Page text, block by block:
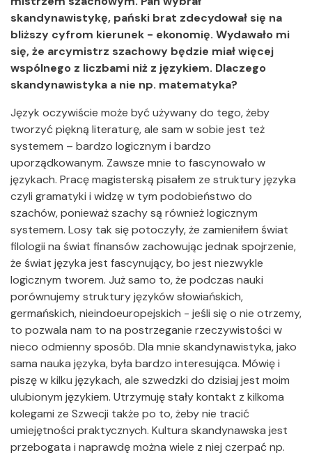
skandynawistykę, pański brat zdecydował się na
bliższy cyfrom kierunek - ekonomię. Wydawało mi
się, że arcymistrz szachowy będzie miał więcej
wspólnego z liczbami niż z językiem. Dlaczego
skandynawistyka a nie np. matematyka?
Język oczywiście może być używany do tego, żeby
tworzyć piękną literaturę, ale sam w sobie jest też
systemem – bardzo logicznym i bardzo
uporządkowanym. Zawsze mnie to fascynowało w
językach. Pracę magisterską pisałem ze struktury języka
czyli gramatyki i widzę w tym podobieństwo do
szachów, ponieważ szachy są również logicznym
systemem. Losy tak się potoczyły, że zamieniłem świat
filologii na świat finansów zachowując jednak spojrzenie,
że świat języka jest fascynujący, bo jest niezwykle
logicznym tworem. Już samo to, że podczas nauki
porównujemy struktury języków słowiańskich,
germańskich, nieindoeuropejskich - jeśli się o nie otrzemy,
to pozwala nam to na postrzeganie rzeczywistości w
nieco odmienny sposób. Dla mnie skandynawistyka, jako
sama nauka języka, była bardzo interesująca. Mówię i
piszę w kilku językach, ale szwedzki do dzisiaj jest moim
ulubionym językiem. Utrzymuję stały kontakt z kilkoma
kolegami ze Szwecji także po to, żeby nie tracić
umiejętności praktycznych. Kultura skandynawska jest
przebogata i naprawdę można wiele z niej czerpać np.